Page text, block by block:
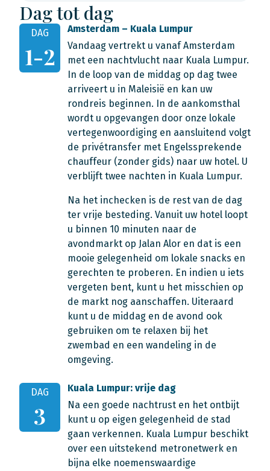
Dag tot dag
DAG
1-2
Amsterdam – Kuala Lumpur
Vandaag vertrekt u vanaf Amsterdam
met een nachtvlucht naar Kuala Lumpur.
In de loop van de middag op dag twee
arriveert u in Maleisië en kan uw
rondreis beginnen. In de aankomsthal
wordt u opgevangen door onze lokale
vertegenwoordiging en aansluitend volgt
de privétransfer met Engelssprekende
chauffeur (zonder gids) naar uw hotel. U
verblijft twee nachten in Kuala Lumpur.
Na het inchecken is de rest van de dag
ter vrije besteding. Vanuit uw hotel loopt
u binnen 10 minuten naar de
avondmarkt op Jalan Alor en dat is een
mooie gelegenheid om lokale snacks en
gerechten te proberen. En indien u iets
vergeten bent, kunt u het misschien op
de markt nog aanschaffen. Uiteraard
kunt u de middag en de avond ook
gebruiken om te relaxen bij het
zwembad en een wandeling in de
omgeving.
DAG
3
Kuala Lumpur: vrije dag
Na een goede nachtrust en het ontbijt
kunt u op eigen gelegenheid de stad
gaan verkennen. Kuala Lumpur beschikt
over een uitstekend metronetwerk en
bijna elke noemenswaardige